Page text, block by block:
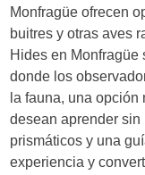
Monfragüe ofrecen
buitres y otras aves
Hides en Monfragüe
donde los
la fauna, una
desean aprender
prismáticos y una
experiencia y